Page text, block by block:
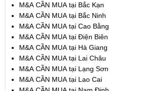
M&A CẦN MUA tại Bắc Kạn
M&A CẦN MUA tại Bắc Ninh
M&A CẦN MUA tại Cao Bằng
M&A CẦN MUA tại Điện Biên
M&A CẦN MUA tại Hà Giang
M&A CẦN MUA tại Lai Châu
M&A CẦN MUA tại Lạng Sơn
M&A CẦN MUA tại Lao Cai